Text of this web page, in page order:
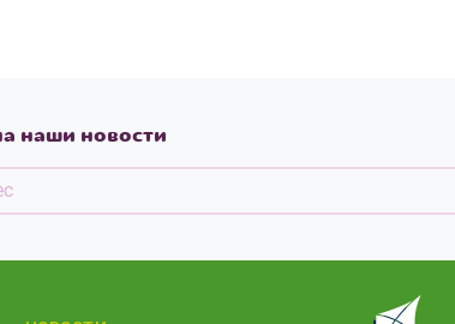
наши новости